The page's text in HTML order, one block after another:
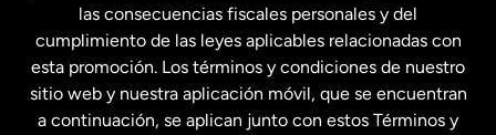
Malasia
Nueva Zelanda
las consecuencias fiscales personales y del
cumplimiento de las leyes aplicables relacionadas con
esta promoción. Los términos y condiciones de nuestro
sitio web y nuestra aplicación móvil, que se encuentran
a continuación, se aplican junto con estos Términos y